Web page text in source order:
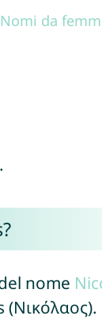
Nomi da
.
nome
(Νικόλαος).